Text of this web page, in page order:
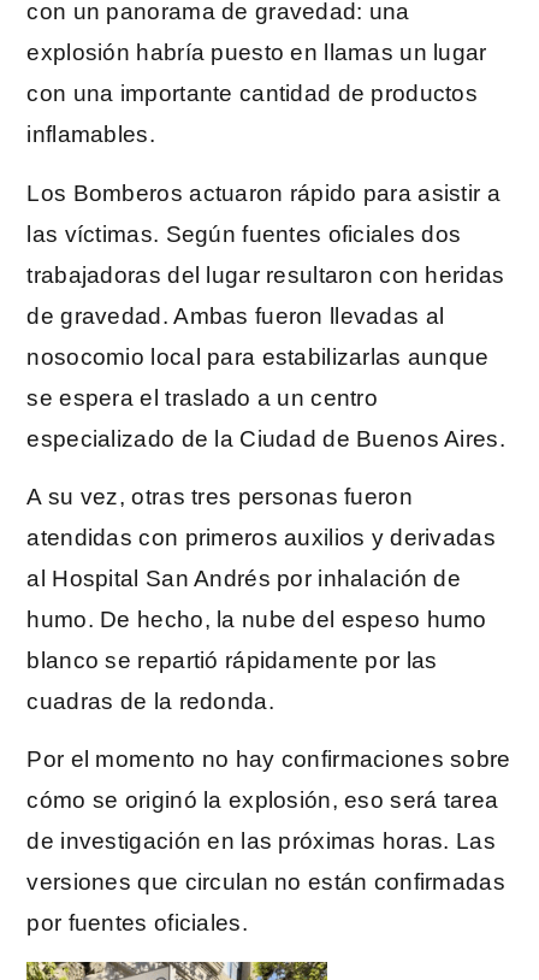
con un panorama de gravedad: una
explosión habría puesto en llamas un lugar
con una importante cantidad de productos
inflamables.
Los Bomberos actuaron rápido para asistir a
las víctimas. Según fuentes oficiales dos
trabajadoras del lugar resultaron con heridas
de gravedad. Ambas fueron llevadas al
nosocomio local para estabilizarlas aunque
se espera el traslado a un centro
especializado de la Ciudad de Buenos Aires.
A su vez, otras tres personas fueron
atendidas con primeros auxilios y derivadas
al Hospital San Andrés por inhalación de
humo. De hecho, la nube del espeso humo
blanco se repartió rápidamente por las
cuadras de la redonda.
Por el momento no hay confirmaciones sobre
cómo se originó la explosión, eso será tarea
de investigación en las próximas horas. Las
versiones que circulan no están confirmadas
por fuentes oficiales.